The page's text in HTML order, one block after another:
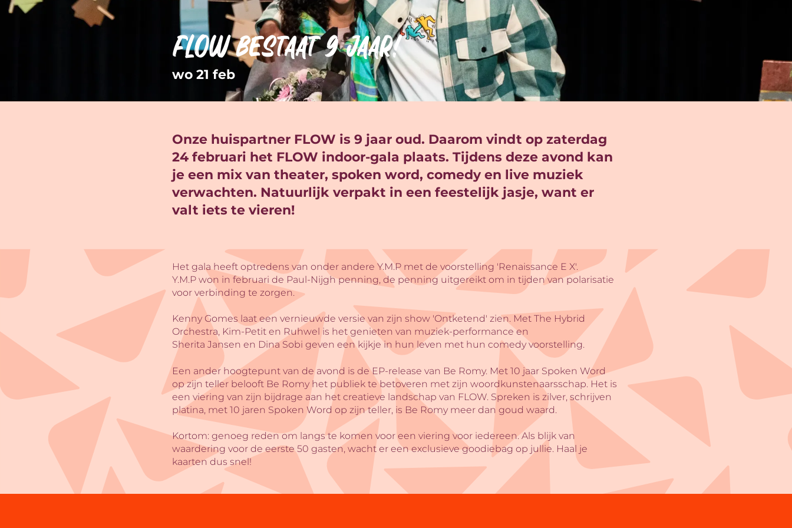
FLOW bestaat 9 jaar!
wo 21 feb
Onze huispartner FLOW is 9 jaar oud. Daarom vindt op zaterdag
24 februari het FLOW indoor-gala plaats. Tijdens deze avond kan
je een mix van theater, spoken word, comedy en live muziek
verwachten. Natuurlijk verpakt in een feestelijk jasje, want er
valt iets te vieren!
Het gala heeft optredens van onder andere Y.M.P met de voorstelling 'Renaissance E X'.
Y.M.P won in februari de Paul-Nijgh penning, de penning uitgereikt om in tijden van polarisatie
voor verbinding te zorgen.
Kenny Gomes laat een vernieuwde versie van zijn show 'Ontketend' zien. Met The Hybrid
Orchestra, Kim-Petit en Ruhwel is het genieten van muziek-performance en
Sherita Jansen en Dina Sobi geven een kijkje in hun leven met hun comedy voorstelling.
Een ander hoogtepunt van de avond is de EP-release van Be Romy. Met 10 jaar Spoken Word
op zijn teller belooft Be Romy het publiek te betoveren met zijn woordkunstenaarsschap. Het is
een viering van zijn bijdrage aan het creatieve landschap van FLOW. Spreken is zilver, schrijven
platina, met 10 jaren Spoken Word op zijn teller, is Be Romy meer dan goud waard.
Kortom: genoeg reden om langs te komen voor een viering voor iedereen. Als blijk van
waardering voor de eerste 50 gasten, wacht er een exclusieve goodiebag op jullie. Haal je
kaarten dus snel!